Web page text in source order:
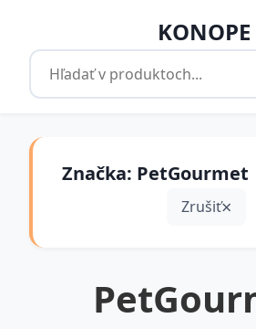
KONOPE
Značka: PetGourmet
Zrušiť